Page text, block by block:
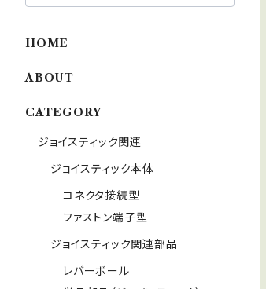
HOME
ABOUT
CATEGORY
ジョイスティック関連
ジョイスティック本体
コネクタ接続型
ファストン端子型
ジョイスティック関連部品
レバーボール